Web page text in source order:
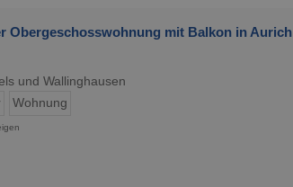
Obergeschosswohnung mit Balkon in Aurich
und Wallinghausen
Wohnung